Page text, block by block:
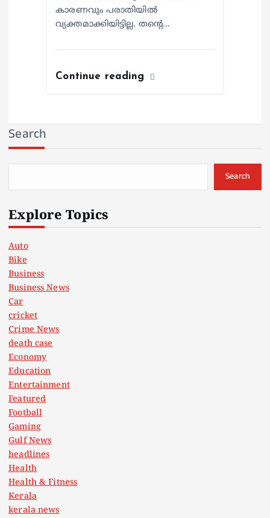
കാരണവും പരാതിയില്‍
വ്യക്തമാക്കിയിട്ടില്ല. തന്റെ…
Continue reading
Search
Search
Explore Topics
Auto
Bike
Business
Business News
Car
cricket
Crime News
death case
Economy
Education
Entertainment
Featured
Football
Gaming
Gulf News
headlines
Health
Health & Fitness
Kerala
kerala news